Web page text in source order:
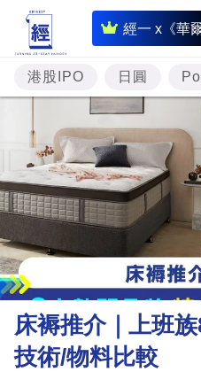
經一 x《華
即
時
財
經
專
題
投
資
理
商
港股IPO 日圓
床褥推介｜上班
技術/物料比較